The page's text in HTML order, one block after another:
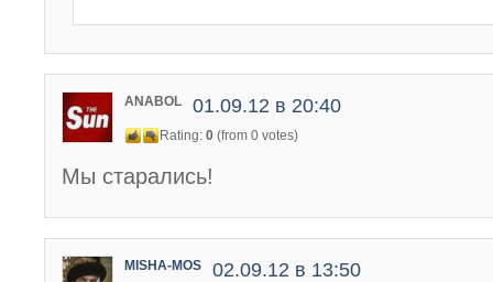
ANABOL 01.09.12 в 20:40
Rating: 0 (from 0 votes)
Мы старались!
MISHA-MOS 02.09.12 в 13:50